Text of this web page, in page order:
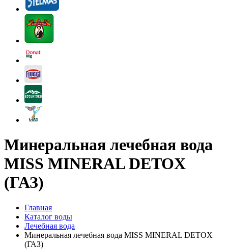
Минеральная лечебная вода
MISS MINERAL DETOX
(ГАЗ)
Главная
Каталог воды
Лечебная вода
Минеральная лечебная вода MISS MINERAL DETOX
(ГАЗ)